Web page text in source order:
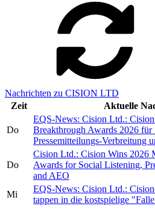
Nachrichten zu CISION LTD
Zeit
Aktuelle
Do
EQS-News: Cision Ltd.:
Breakthrough Awards 2026 für
Pressemitteilungs-Verbreitung
Do
Cision Ltd.: Cision Wins 2026
Awards for Social Listening,
and AEO
Mi
EQS-News: Cision Ltd.:
tappen in die kostspielige